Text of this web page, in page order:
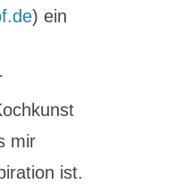
) ein
mir
ist.